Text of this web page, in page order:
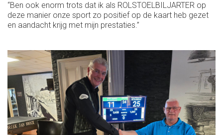
“Ben ook enorm trots dat ik als ROLSTOELBILJARTER op
deze manier onze sport zo positief op de kaart heb gezet
en aandacht krijg met mijn prestaties.”